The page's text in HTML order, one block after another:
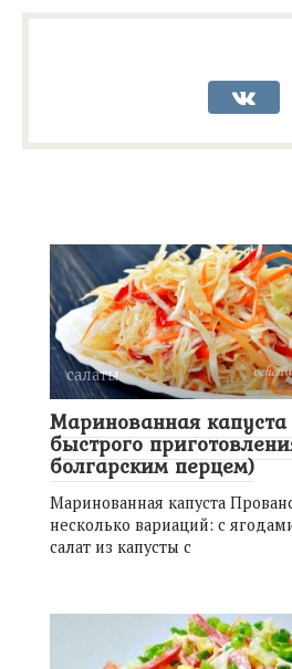
салаты
Маринованная
быстрого
болгарским перцем)
Маринованная капуста
несколько вариаций: с
салат из капусты с